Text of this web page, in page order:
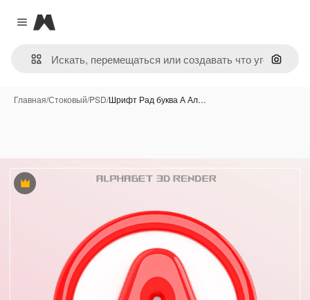
Close menu
Magnific
Поиск
Главная/Стоковый/PSD/Шрифт Рад буква А Ал…
Премиум